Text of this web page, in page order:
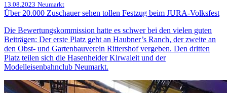
13.08.2023 Neumarkt
Über 20.000 Zuschauer sehen tollen Festzug beim JURA-Volksfest
Die Bewertungskommission hatte es schwer bei den vielen guten
Beiträgen: Der erste Platz geht an Haubner’s Ranch, der zweite an
den Obst- und Gartenbauverein Rittershof vergeben. Den dritten
Platz teilen sich die Hasenheider Kirwaleit und der
Modelleisenbahnclub Neumarkt.